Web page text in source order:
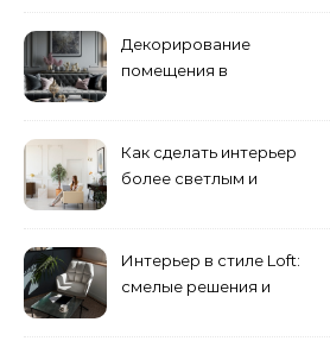
Декорирование
помещения в
направлений для создания
уникального комплекса
Как сделать интерьер
более светлым и
помещения
Интерьер в стиле Loft:
смелые решения и